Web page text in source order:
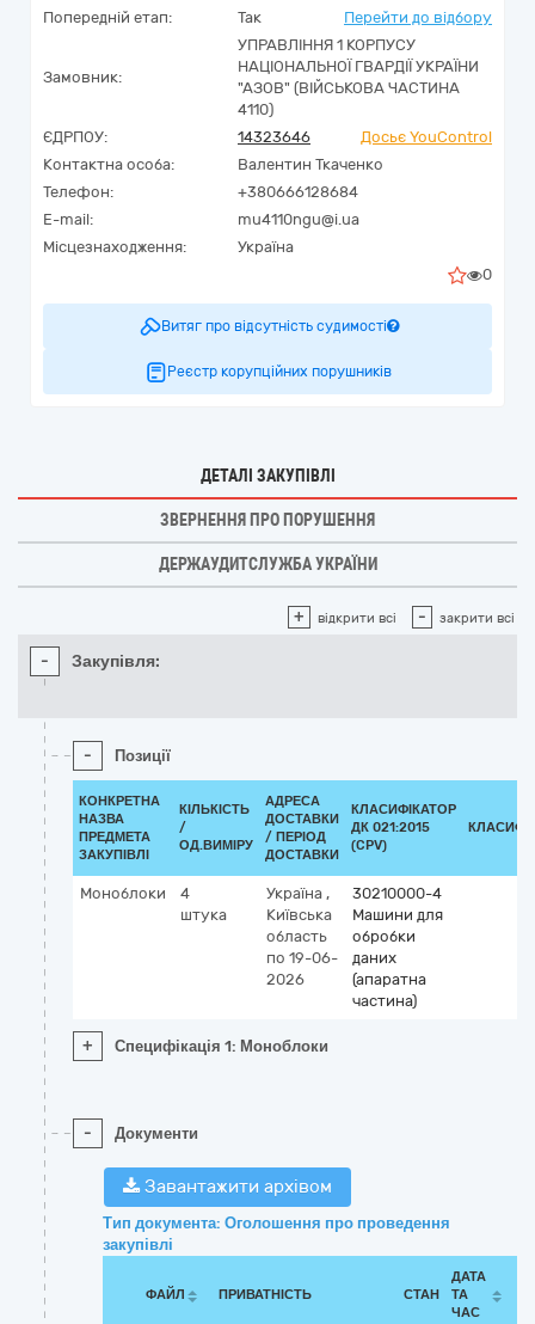
Попередній етап:
Так Перейти до відбору
Замовник:
УПРАВЛІННЯ 1 КОРПУСУ
НАЦІОНАЛЬНОЇ ГВАРДІЇ УКРАЇНИ
"АЗОВ" (ВІЙСЬКОВА ЧАСТИНА
4110)
ЄДРПОУ:
14323646
Досьє YouControl
Контактна особа:
Валентин Ткаченко
Телефон:
+380666128684
E-mail:
mu4110ngu@i.ua
Місцезнаходження:
Україна
0
Витяг про відсутність судимості
Реєстр корупційних порушників
ДЕТАЛІ ЗАКУПІВЛІ
ЗВЕРНЕННЯ ПРО ПОРУШЕННЯ
ДЕРЖАУДИТСЛУЖБА УКРАЇНИ
+ відкрити всі - закрити всі
- Закупівля:
- Позиції
КОНКРЕТНА
НАЗВА
ПРЕДМЕТА
ЗАКУПІВЛІ
КІЛЬКІСТЬ
/
ОД.ВИМІРУ
АДРЕСА
ДОСТАВКИ
/ ПЕРІОД
ДОСТАВКИ
КЛАСИФІКАТОР
ДК 021:2015
(CPV)
Моноблоки
4
штука
Україна ,
Київська
область
по 19-06-
2026
30210000-4
Машини для
обробки
даних
(апаратна
частина)
+ Специфікація 1: Моноблоки
- Документи
Завантажити архівом
Тип документа: Оголошення про проведення
закупівлі
ФАЙЛ ПРИВАТНІСТЬ СТАН
ДАТА
ТА
ЧАС